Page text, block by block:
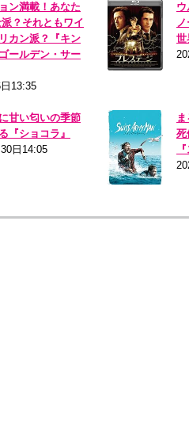
ン満載！あなた
？それともワイ
カン派？『キン
ールデン・サー
13:35
世
甘い匂いの季節
『ショコラ』
日14:05
死